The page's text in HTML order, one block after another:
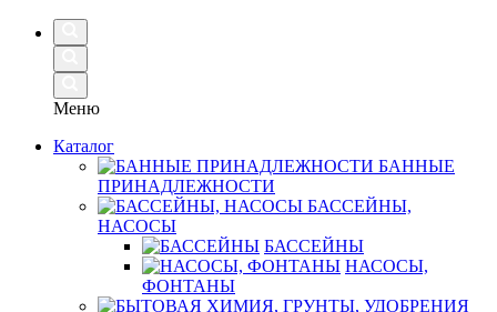
Меню
Каталог
БАННЫЕ
ПРИНАДЛЕЖНОСТИ
БАССЕЙНЫ,
НАСОСЫ
БАССЕЙНЫ
НАСОСЫ,
ФОНТАНЫ